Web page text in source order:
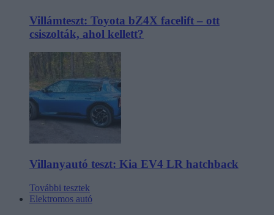
Villámteszt: Toyota bZ4X facelift – ott
csiszolták, ahol kellett?
Villanyautó teszt: Kia EV4 LR hatchback
További tesztek
Elektromos autó